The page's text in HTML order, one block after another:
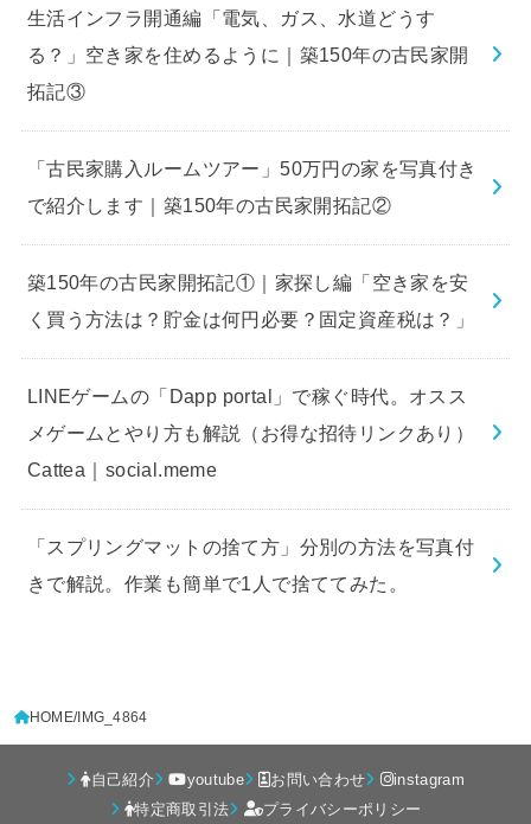
生活インフラ開通編「電気、ガス、水道どうす
る？」空き家を住めるように｜築150年の古民家開
拓記③
「古民家購入ルームツアー」50万円の家を写真付き
で紹介します｜築150年の古民家開拓記②
築150年の古民家開拓記①｜家探し編「空き家を安
く買う方法は？貯金は何円必要？固定資産税は？」
LINEゲームの「Dapp portal」で稼ぐ時代。オスス
メゲームとやり方も解説（お得な招待リンクあり）
Cattea｜social.meme
「スプリングマットの捨て方」分別の方法を写真付
きで解説。作業も簡単で1人で捨ててみた。
HOME IMG_4864
自己紹介 youtube お問い合わせ
instagram
特定商取引法
プライバシーポリシー